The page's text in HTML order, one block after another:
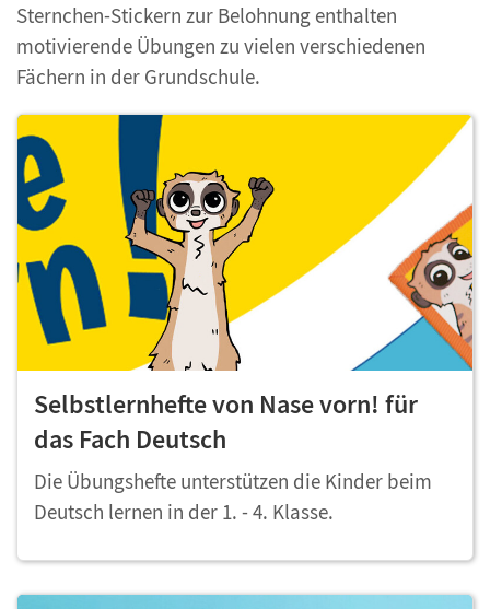
Sternchen-Stickern zur Belohnung enthalten
motivierende Übungen zu vielen verschiedenen
Fächern in der Grundschule.
Selbstlernhefte von Nase vorn! für
das Fach Deutsch
Die Übungshefte unterstützen die Kinder beim
Deutsch lernen in der 1. - 4. Klasse.